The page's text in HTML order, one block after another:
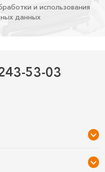
и использования
данных
53-03